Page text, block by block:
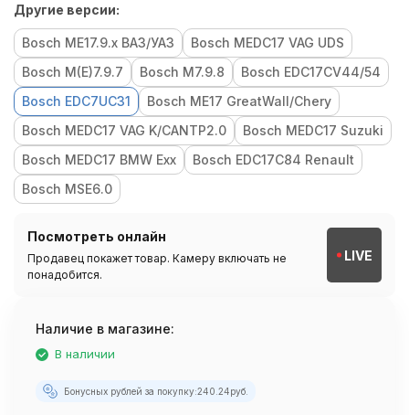
Другие версии:
Bosch ME17.9.x ВАЗ/УАЗ
Bosch MEDC17 VAG UDS
Bosch M(E)7.9.7
Bosch M7.9.8
Bosch EDC17CV44/54
Bosch EDC7UC31
Bosch ME17 GreatWall/Chery
Bosch MEDC17 VAG K/CANTP2.0
Bosch MEDC17 Suzuki
Bosch MEDC17 BMW Exx
Bosch EDC17C84 Renault
Bosch MSE6.0
Посмотреть онлайн
Продавец покажет товар. Камеру включать не
понадобится.
LIVE
Наличие в магазине:
В наличии
Бонусных рублей за покупку:240.24руб.